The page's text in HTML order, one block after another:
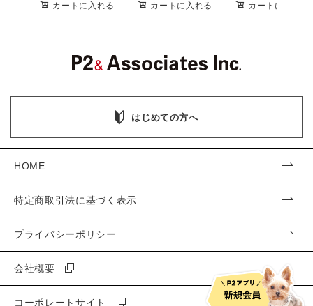
カートに入れる カートに入れる カートに入れる
はじめての方へ
HOME
特定商取引法に基づく表示
プライバシーポリシー
会社概要
コーポレートサイト